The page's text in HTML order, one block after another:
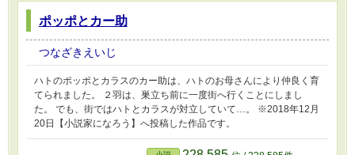
ポッポとカー助
つなざきえいじ
ハトのポッポとカラスのカー助は、ハトのお母さんにより仲良く育
てられました。 ２羽は、巣立ち前に一度街へ行くことにしまし
た。 でも、街ではハトとカラスが対立していて…。 ※2018年12月
20日【小説家になろう】へ投稿した作品です。